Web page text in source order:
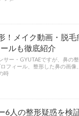
！メイク動画・脱毛
ルも徹底紹介
ー・GYUTAEですが、鼻の
フィール、整形した鼻の画像
時
6人の整形疑惑を検